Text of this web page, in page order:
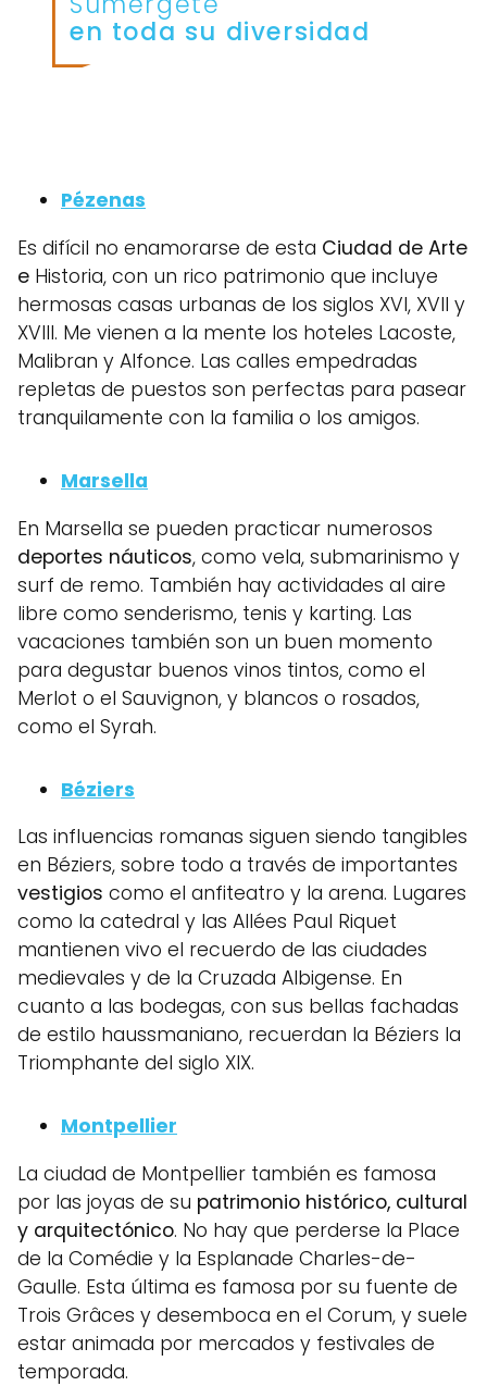
en toda su diversidad
Pézenas
Es difícil no enamorarse de esta Ciudad de Arte
e Historia, con un rico patrimonio que incluye
hermosas casas urbanas de los siglos XVI, XVII y
XVIII. Me vienen a la mente los hoteles Lacoste,
Malibran y Alfonce. Las calles empedradas
repletas de puestos son perfectas para pasear
tranquilamente con la familia o los amigos.
Marsella
En Marsella se pueden practicar numerosos
deportes náuticos, como vela, submarinismo y
surf de remo. También hay actividades al aire
libre como senderismo, tenis y karting. Las
vacaciones también son un buen momento
para degustar buenos vinos tintos, como el
Merlot o el Sauvignon, y blancos o rosados,
como el Syrah.
Béziers
Las influencias romanas siguen siendo tangibles
en Béziers, sobre todo a través de importantes
vestigios como el anfiteatro y la arena. Lugares
como la catedral y las Allées Paul Riquet
mantienen vivo el recuerdo de las ciudades
medievales y de la Cruzada Albigense. En
cuanto a las bodegas, con sus bellas fachadas
de estilo haussmaniano, recuerdan la Béziers la
Triomphante del siglo XIX.
Montpellier
La ciudad de Montpellier también es famosa
por las joyas de su patrimonio histórico, cultural
y arquitectónico. No hay que perderse la Place
de la Comédie y la Esplanade Charles-de-
Gaulle. Esta última es famosa por su fuente de
Trois Grâces y desemboca en el Corum, y suele
estar animada por mercados y festivales de
temporada.